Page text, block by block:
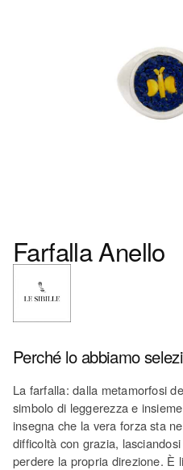
Farfalla Anello
Perché lo abbiamo
La farfalla: dalla metamorfosi
simbolo di leggerezza e
insegna che la vera forza sta
difficoltà con grazia,
perdere la propria direzione. È